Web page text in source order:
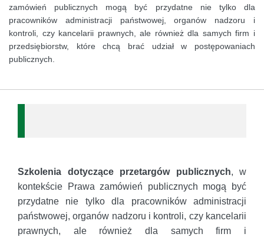
zamówień publicznych mogą być przydatne nie tylko dla
pracowników administracji państwowej, organów nadzoru i
kontroli, czy kancelarii prawnych, ale również dla samych firm i
przedsiębiorstw, które chcą brać udział w postępowaniach
publicznych.
Szkolenia dotyczące przetargów publicznych, w
kontekście Prawa zamówień publicznych mogą być
przydatne nie tylko dla pracowników administracji
państwowej, organów nadzoru i kontroli, czy kancelarii
prawnych, ale również dla samych firm i